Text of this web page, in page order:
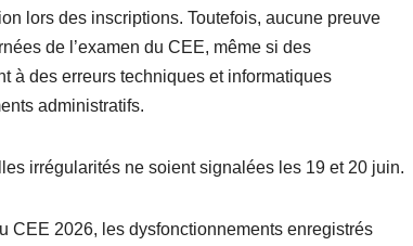
lors des inscriptions. Toutefois, aucune preuve
de l’examen du CEE, même si des
à des erreurs techniques et informatiques
administratifs.
irrégularités ne soient signalées les 19 et 20 juin.
CEE 2026, les dysfonctionnements enregistrés